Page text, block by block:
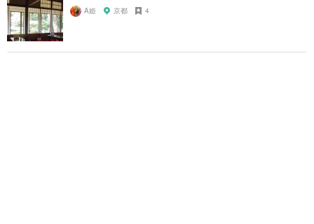
A姫 京都 4